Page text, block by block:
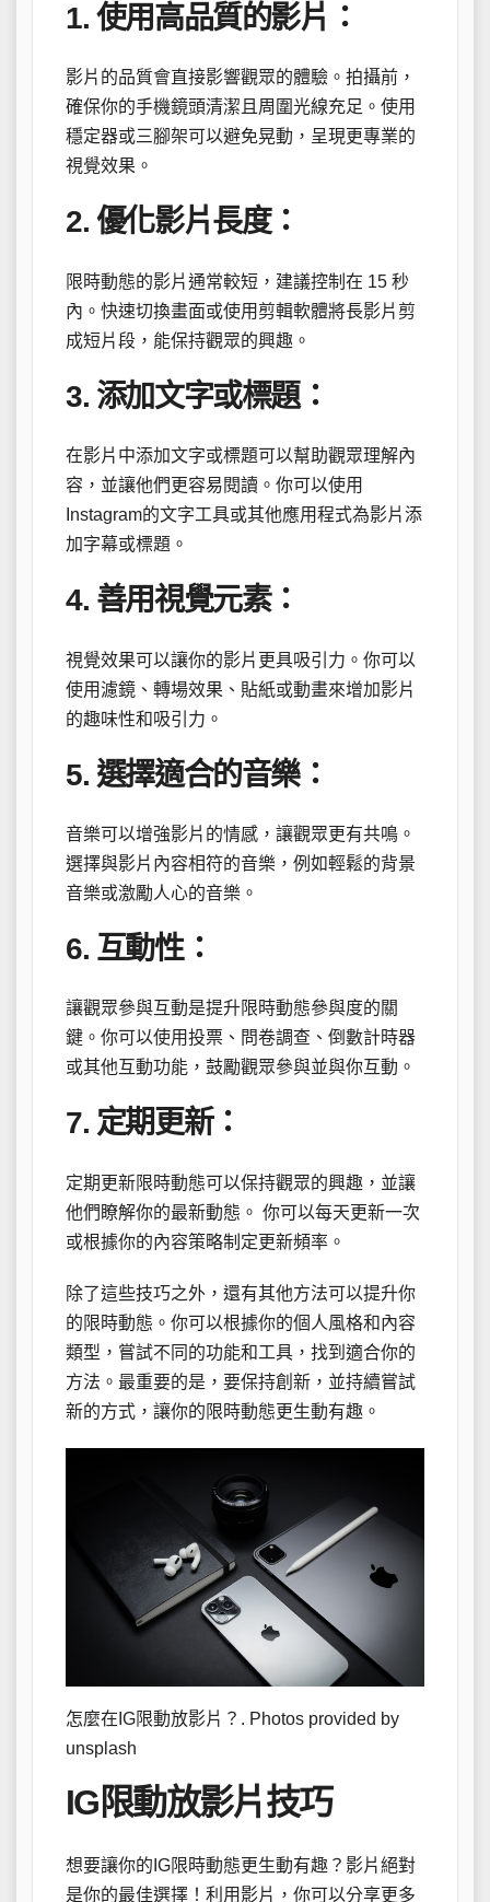
1. 使用高品質的影片：
影片的品質會直接影響觀眾的體驗。拍攝前，
確保你的手機鏡頭清潔且周圍光線充足。使用
穩定器或三腳架可以避免晃動，呈現更專業的
視覺效果。
2. 優化影片長度：
限時動態的影片通常較短，建議控制在 15 秒
內。快速切換畫面或使用剪輯軟體將長影片剪
成短片段，能保持觀眾的興趣。
3. 添加文字或標題：
在影片中添加文字或標題可以幫助觀眾理解內
容，並讓他們更容易閱讀。你可以使用
Instagram的文字工具或其他應用程式為影片添
加字幕或標題。
4. 善用視覺元素：
視覺效果可以讓你的影片更具吸引力。你可以
使用濾鏡、轉場效果、貼紙或動畫來增加影片
的趣味性和吸引力。
5. 選擇適合的音樂：
音樂可以增強影片的情感，讓觀眾更有共鳴。
選擇與影片內容相符的音樂，例如輕鬆的背景
音樂或激勵人心的音樂。
6. 互動性：
讓觀眾參與互動是提升限時動態參與度的關
鍵。你可以使用投票、問卷調查、倒數計時器
或其他互動功能，鼓勵觀眾參與並與你互動。
7. 定期更新：
定期更新限時動態可以保持觀眾的興趣，並讓
他們瞭解你的最新動態。 你可以每天更新一次
或根據你的內容策略制定更新頻率。
除了這些技巧之外，還有其他方法可以提升你
的限時動態。你可以根據你的個人風格和內容
類型，嘗試不同的功能和工具，找到適合你的
方法。最重要的是，要保持創新，並持續嘗試
新的方式，讓你的限時動態更生動有趣。
怎麼在IG限動放影片？. Photos provided by
unsplash
IG限動放影片技巧
想要讓你的IG限時動態更生動有趣？影片絕對
是你的最佳選擇！利用影片，你可以分享更多